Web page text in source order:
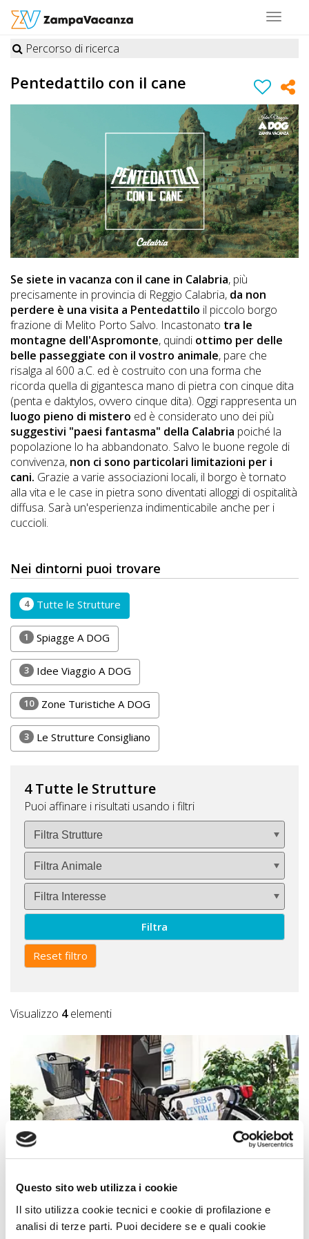
Questo sito web utilizza i cookie
Il sito utilizza cookie tecnici e cookie di profilazione e
analisi di terze parti. Puoi decidere se e quali cookie
Toggle
STRUTTURE
A
LUOGHI
A
DOG
OFFERTE
A
DOG
INFO
A
DOG
CHIEDI
CODICE
SCONTO
Video
Tutorial
Lavora
con
Noi
Inserisci
Attività
Accedi
Registrati
Percorso di ricerca
Pentedattilo con il cane
Se siete in vacanza con il cane in Calabria, più
precisamente in provincia di Reggio Calabria, da non
perdere è una visita a Pentedattilo il piccolo borgo
frazione di Melito Porto Salvo. Incastonato tra le
montagne dell'Aspromonte, quindi ottimo per delle
belle passeggiate con il vostro animale, pare che
risalga al 600 a.C. ed è costruito con una forma che
ricorda quella di gigantesca mano di pietra con cinque dita
(penta e daktylos, ovvero cinque dita). Oggi rappresenta un
luogo pieno di mistero ed è considerato uno dei più
suggestivi "paesi fantasma" della Calabria poiché la
popolazione lo ha abbandonato. Salvo le buone regole di
convivenza, non ci sono particolari limitazioni per i
cani. Grazie a varie associazioni locali, il borgo è tornato
alla vita e le case in pietra sono diventati alloggi di ospitalità
diffusa. Sarà un'esperienza indimenticabile anche per i
cuccioli.
Nei dintorni puoi trovare
4 Tutte le Strutture
1 Spiagge A DOG
3 Idee Viaggio A DOG
10 Zone Turistiche A DOG
3 Le Strutture Consigliano
4 Tutte le Strutture
Puoi affinare i risultati usando i filtri
Filtra
Reset filtro
Visualizzo 4elementi
Bed and Breakfast
B&B Centrale Affittacamere
Reggio Calabria (Reggio Calabria) Calabria